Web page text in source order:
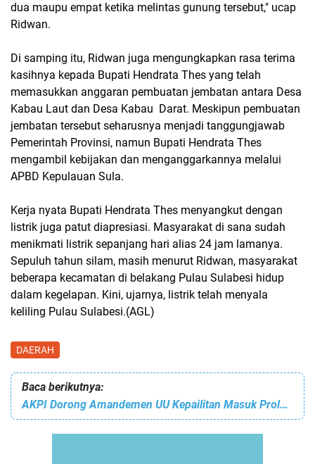
dua maupu empat ketika melintas gunung tersebut," ucap
Ridwan.
Di samping itu, Ridwan juga mengungkapkan rasa terima
kasihnya kepada Bupati Hendrata Thes yang telah
memasukkan anggaran pembuatan jembatan antara Desa
Kabau Laut dan Desa Kabau Darat. Meskipun pembuatan
jembatan tersebut seharusnya menjadi tanggungjawab
Pemerintah Provinsi, namun Bupati Hendrata Thes
mengambil kebijakan dan menganggarkannya melalui
APBD Kepulauan Sula.
Kerja nyata Bupati Hendrata Thes menyangkut dengan
listrik juga patut diapresiasi. Masyarakat di sana sudah
menikmati listrik sepanjang hari alias 24 jam lamanya.
Sepuluh tahun silam, masih menurut Ridwan, masyarakat
beberapa kecamatan di belakang Pulau Sulabesi hidup
dalam kegelapan. Kini, ujarnya, listrik telah menyala
keliling Pulau Sulabesi.(AGL)
DAERAH
Baca berikutnya:
AKPI Dorong Amandemen UU Kepailitan Masuk Prolegnas